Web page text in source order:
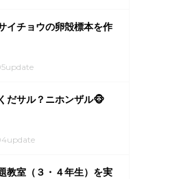
イチョウの卵殻標本を作
だサル？ニホンザル🐵
教室（３・４年生）を実